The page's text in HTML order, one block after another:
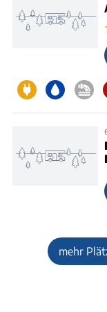
mehr